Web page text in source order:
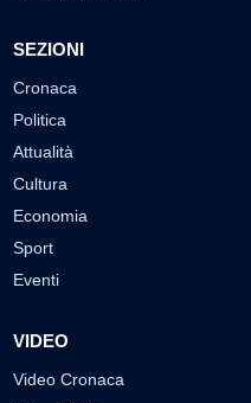
SEZIONI
Cronaca
Politica
Attualità
Cultura
Economia
Sport
Eventi
VIDEO
Video Cronaca